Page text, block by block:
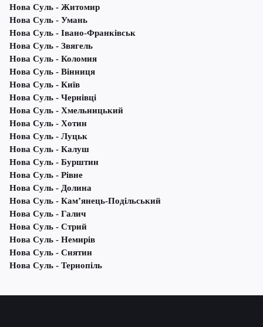
Нова Суль - Житомир
Нова Суль - Умань
Нова Суль - Івано-Франківськ
Нова Суль - Звягель
Нова Суль - Коломия
Нова Суль - Вінниця
Нова Суль - Київ
Нова Суль - Чернівці
Нова Суль - Хмельницький
Нова Суль - Хотин
Нова Суль - Луцьк
Нова Суль - Калуш
Нова Суль - Бурштин
Нова Суль - Рівне
Нова Суль - Долина
Нова Суль - Кам’янець-Подільський
Нова Суль - Галич
Нова Суль - Стрий
Нова Суль - Немирів
Нова Суль - Снятин
Нова Суль - Тернопіль